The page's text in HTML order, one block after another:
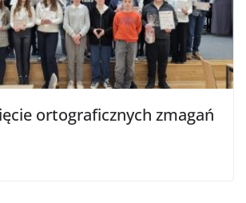
ortograficznych zmagań